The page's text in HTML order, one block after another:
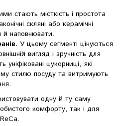
стають місткість і простота
скляні або керамічні
й наповнювати.
У цьому сегменті цінуються
вигляд і зручність для
цукорниці, які
стилю посуду та витримують
одну й ту саму
комфорту, так і для